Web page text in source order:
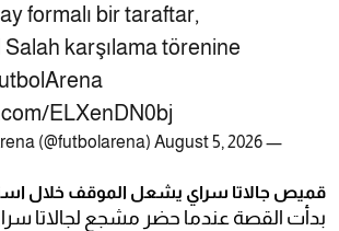
formalı bir taraftar,
Salah karşılama törenine
ELXenDN0bj
— FutbolArena (@futbolarena)
August 5, 2026
قميص جالاتا سراي يشعل الموقف خلال
بدأت القصة عندما حضر مشجع لجالاتا